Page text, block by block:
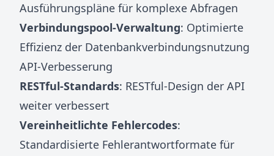
Ausführungspläne für komplexe Abfragen
Verbindungspool-Verwaltung: Optimierte
Effizienz der Datenbankverbindungsnutzung
API-Verbesserung
RESTful-Standards: RESTful-Design der API
weiter verbessert
Vereinheitlichte Fehlercodes:
Standardisierte Fehlerantwortformate für